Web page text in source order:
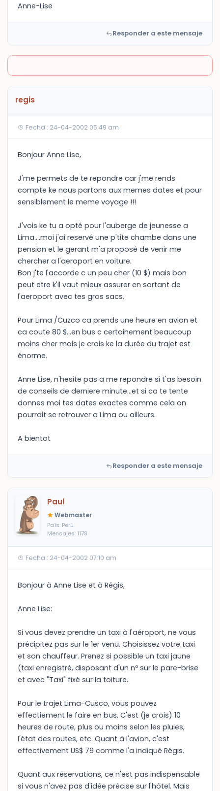
Anne-Lise
Responder a este mensaje
regis
Fecha : 24-04-2002 05:49 am
Bonjour Anne Lise,
J'me permets de te repondre car j'me rends
compte ke nous partons aux memes dates et pour
sensiblement le meme voyage !!!
J'vois ke tu a opté pour l'auberge de jeunesse a
Lima....moi j'ai reservé une p'tite chambe dans une
pension et le gerant m'a proposé de venir me
chercher a l'aeroport en voiture.
Bon j'te l'accorde c un peu cher (10 $) mais bon
peut etre k'il vaut mieux assurer en sortant de
l'aeroport avec tes gros sacs.
Pour Lima /Cuzco ca prends une heure en avion et
ca coute 80 $...en bus c certainement beaucoup
moins cher mais je crois ke la durée du trajet est
énorme.
Anne Lise, n'hesite pas a me repondre si t'as besoin
de conseils de derniere minute...et si ca te tente
donnes moi tes dates exactes comme cela on
pourrait se retrouver a Lima ou ailleurs.
A bientot
Responder a este mensaje
Paul
Webmaster
País: Perú
Mensajes: 1178
Fecha : 24-04-2002 07:10 am
Bonjour à Anne Lise et à Régis,
Anne Lise:
Si vous devez prendre un taxi à l'aéroport, ne vous
précipitez pas sur le 1er venu. Choisissez votre taxi
et son chauffeur. Prenez si possible un taxi jaune
(taxi enregistré, disposant d'un nº sur le pare-brise
et avec "Taxi" fixé sur la toiture.
Pour le trajet Lima-Cusco, vous pouvez
effectiement le faire en bus. C'est (je crois) 10
heures de route, plus ou moins selon les pluies,
l'état des routes, etc. Quant à l'avion, c'est
effectivement US$ 79 comme l'a indiqué Régis.
Quant aux réservations, ce n'est pas indispensable
si vous n'avez pas d'idée précise sur l'hôtel. Mais